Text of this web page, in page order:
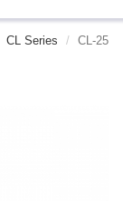
CL Series CL-25